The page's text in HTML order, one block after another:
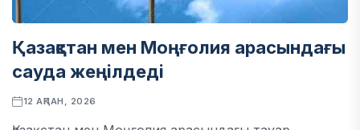
Қазақстан мен Моңғолия арасындағы
сауда жеңілдеді
12 АҚПАН, 2026